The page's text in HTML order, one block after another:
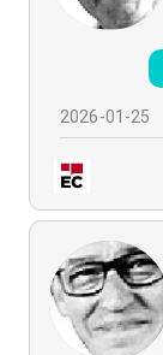
2026-01-25